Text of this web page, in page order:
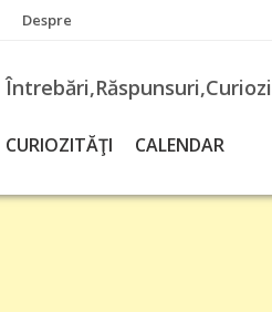
Despre
CURIOZITĂŢI CALENDAR